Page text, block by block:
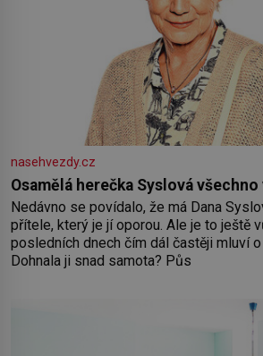
nasehvezdy.cz
Osamělá herečka Syslová všechno
Nedávno se povídalo, že má Dana
přítele, který je jí oporou. Ale je to ještě
posledních dnech čím dál častěji mluví o
Dohnala ji snad samota? Půs